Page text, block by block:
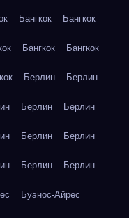
Бангкок Бангкок
Бангкок Бангкок
Берлин Берлин
Берлин Берлин
Берлин Берлин
Берлин Берлин
Буэнос-Айрес